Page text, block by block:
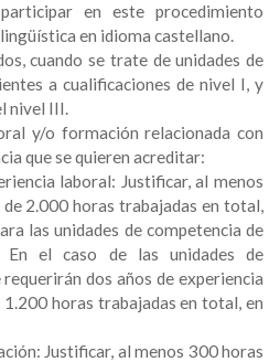
en este procedimiento
en idioma castellano.
cuando se trate de unidades de
a cualificaciones de nivel I, y
nivel III.
y/o formación relacionada con
que se quieren acreditar:
laboral: Justificar, al menos
2.000 horas trabajadas en total,
las unidades de competencia de
el caso de las unidades de
dos años de experiencia
horas trabajadas en total, en
Justificar, al menos 300 horas